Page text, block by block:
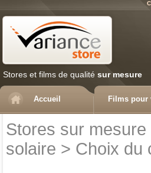
Stores et films de qualité sur mesure
Accueil Films pour
Stores sur mesure
solaire > Choix du